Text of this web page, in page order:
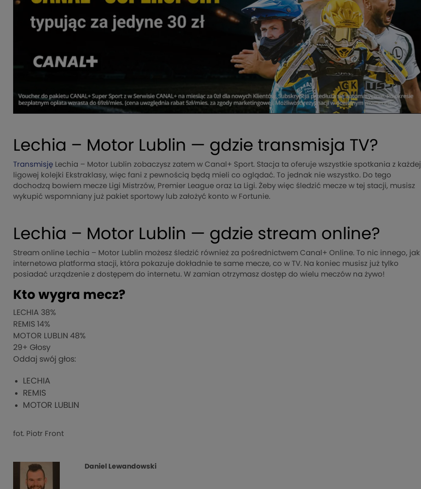
Lechia – Motor Lublin — gdzie transmisja TV?
Transmisję Lechia – Motor Lublin zobaczysz zatem w Canal+ Sport. Stacja ta oferuje wszystkie spotkania z każdej
ligowej kolejki Ekstraklasy, więc fani z pewnością będą mieli co oglądać. To jednak nie wszystko. Do tego
dochodzą bowiem mecze Ligi Mistrzów, Premier League oraz La Ligi. Żeby więc śledzić mecze w tej stacji, musisz
wykupić wspomniany już pakiet sportowy lub założyć konto w Fortunie.
Lechia – Motor Lublin — gdzie stream online?
Stream online Lechia – Motor Lublin możesz śledzić również za pośrednictwem Canal+ Online. To nic innego, jak
internetowa platforma stacji, która pokazuje dokładnie te same mecze, co w TV. Na koniec musisz już tylko
posiadać urządzenie z dostępem do internetu. W zamian otrzymasz dostęp do wielu meczów na żywo!
Kto wygra mecz?
LECHIA 38%
REMIS 14%
MOTOR LUBLIN 48%
29+ Głosy
Oddaj swój głos:
LECHIA
REMIS
MOTOR LUBLIN
fot. Piotr Front
Daniel Lewandowski